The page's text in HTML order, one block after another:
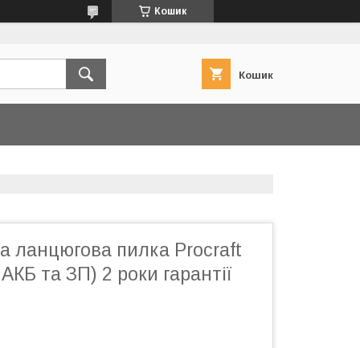
Кошик
Кошик
ланцюгова пилка Procraft
та ЗП) 2 роки гарантії